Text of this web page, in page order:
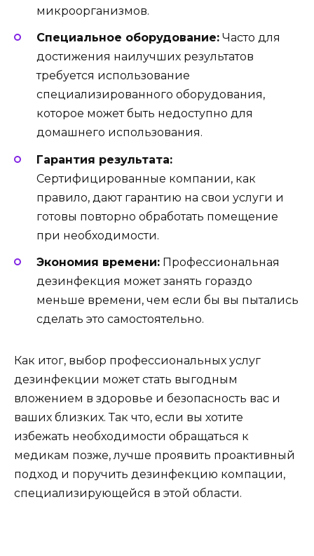
микроорганизмов.
Специальное оборудование: Часто для
достижения наилучших результатов
требуется использование
специализированного оборудования,
которое может быть недоступно для
домашнего использования.
Гарантия результата:
Сертифицированные компании, как
правило, дают гарантию на свои услуги и
готовы повторно обработать помещение
при необходимости.
Экономия времени: Профессиональная
дезинфекция может занять гораздо
меньше времени, чем если бы вы пытались
сделать это самостоятельно.
Как итог, выбор профессиональных услуг
дезинфекции может стать выгодным
вложением в здоровье и безопасность вас и
ваших близких. Так что, если вы хотите
избежать необходимости обращаться к
медикам позже, лучше проявить проактивный
подход и поручить дезинфекцию компации,
специализирующейся в этой области.